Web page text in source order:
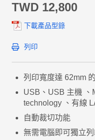
TWD 12,800
下載產品型錄
列印
列印寬度達 62mm
USB、USB 主機 、
technology 、有線
自動裁切功能
無需電腦即可獨立列